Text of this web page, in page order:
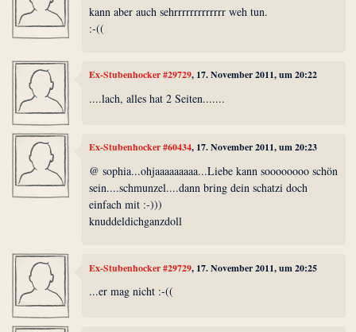
kann aber auch sehrrrrrrrrrrrrr weh tun.
:-((
Ex-Stubenhocker #29729, 17. November 2011, um 20:22
....lach, alles hat 2 Seiten.......
Ex-Stubenhocker #60434, 17. November 2011, um 20:23
@ sophia...ohjaaaaaaaaa...Liebe kann soooooooo schön
sein....schmunzel....dann bring dein schatzi doch
einfach mit :-)))
knuddeldichganzdoll
Ex-Stubenhocker #29729, 17. November 2011, um 20:25
...er mag nicht :-((